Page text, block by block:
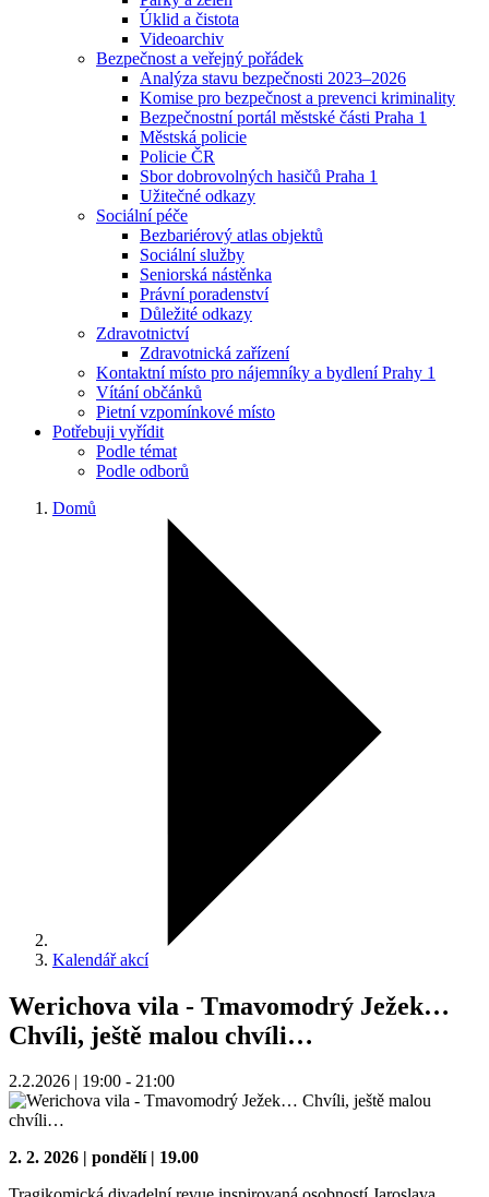
Úklid a čistota
Videoarchiv
Bezpečnost a veřejný pořádek
Analýza stavu bezpečnosti 2023–2026
Komise pro bezpečnost a prevenci kriminality
Bezpečnostní portál městské části Praha 1
Městská policie
Policie ČR
Sbor dobrovolných hasičů Praha 1
Užitečné odkazy
Sociální péče
Bezbariérový atlas objektů
Sociální služby
Seniorská nástěnka
Právní poradenství
Důležité odkazy
Zdravotnictví
Zdravotnická zařízení
Kontaktní místo pro nájemníky a bydlení Prahy 1
Vítání občánků
Pietní vzpomínkové místo
Potřebuji vyřídit
Podle témat
Podle odborů
Domů
Kalendář akcí
Werichova vila - Tmavomodrý Ježek…
Chvíli, ještě malou chvíli…
2.2.2026 | 19:00 - 21:00
2. 2. 2026 | pondělí | 19.00